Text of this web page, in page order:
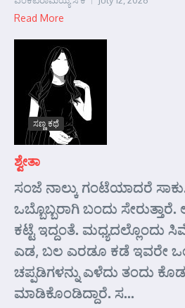
Read More
ಸಣ್ಣ ಕಥೆ
ಶ್ವೇತಾ
ಸಂಜೆ ನಾಲ್ಕು ಗಂಟೆಯಾದರೆ
ಒಬ್ಬೊಬ್ಬರಾಗಿ ಬಂದು
ಕಟ್ಟೆ ಇದ್ದಂತೆ.
ಎಡ, ಬಲ ಎರಡೂ ಕಡೆ ಇವರೇ
ಚಪ್ಪಡಿಗಳನ್ನು ಎಳೆದು ತಂದು
ಮಾಡಿಕೊಂಡಿದ್ದಾರೆ. ಸ...